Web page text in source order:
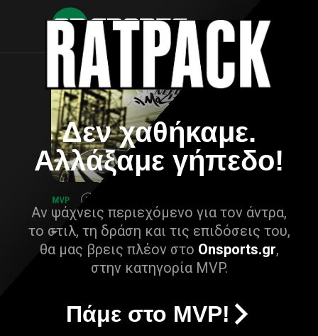
Δεν χαθήκαμε.
Αλλάξαμε γήπεδο!
Αν ψάχνεις περιεχόμενο για τον άντρα,
το στιλ, τη δράση και τις επιδόσεις του,
θα μας βρεις πλέον στο Onsports.gr,
στην κατηγορία MVP.
Πάμε στο MVP!